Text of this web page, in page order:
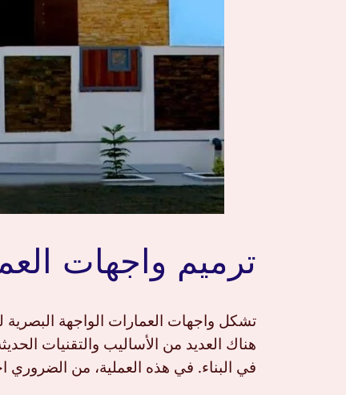
ترميم واجهات
تشكل واجهات العمارات الواجهة البصرية
هناك العديد من الأساليب والتقنيات
في البناء. في هذه العملية، من